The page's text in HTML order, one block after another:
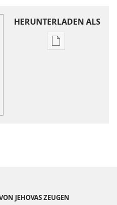
HERUNTERLADEN ALS
JEHOVAS ZEUGEN